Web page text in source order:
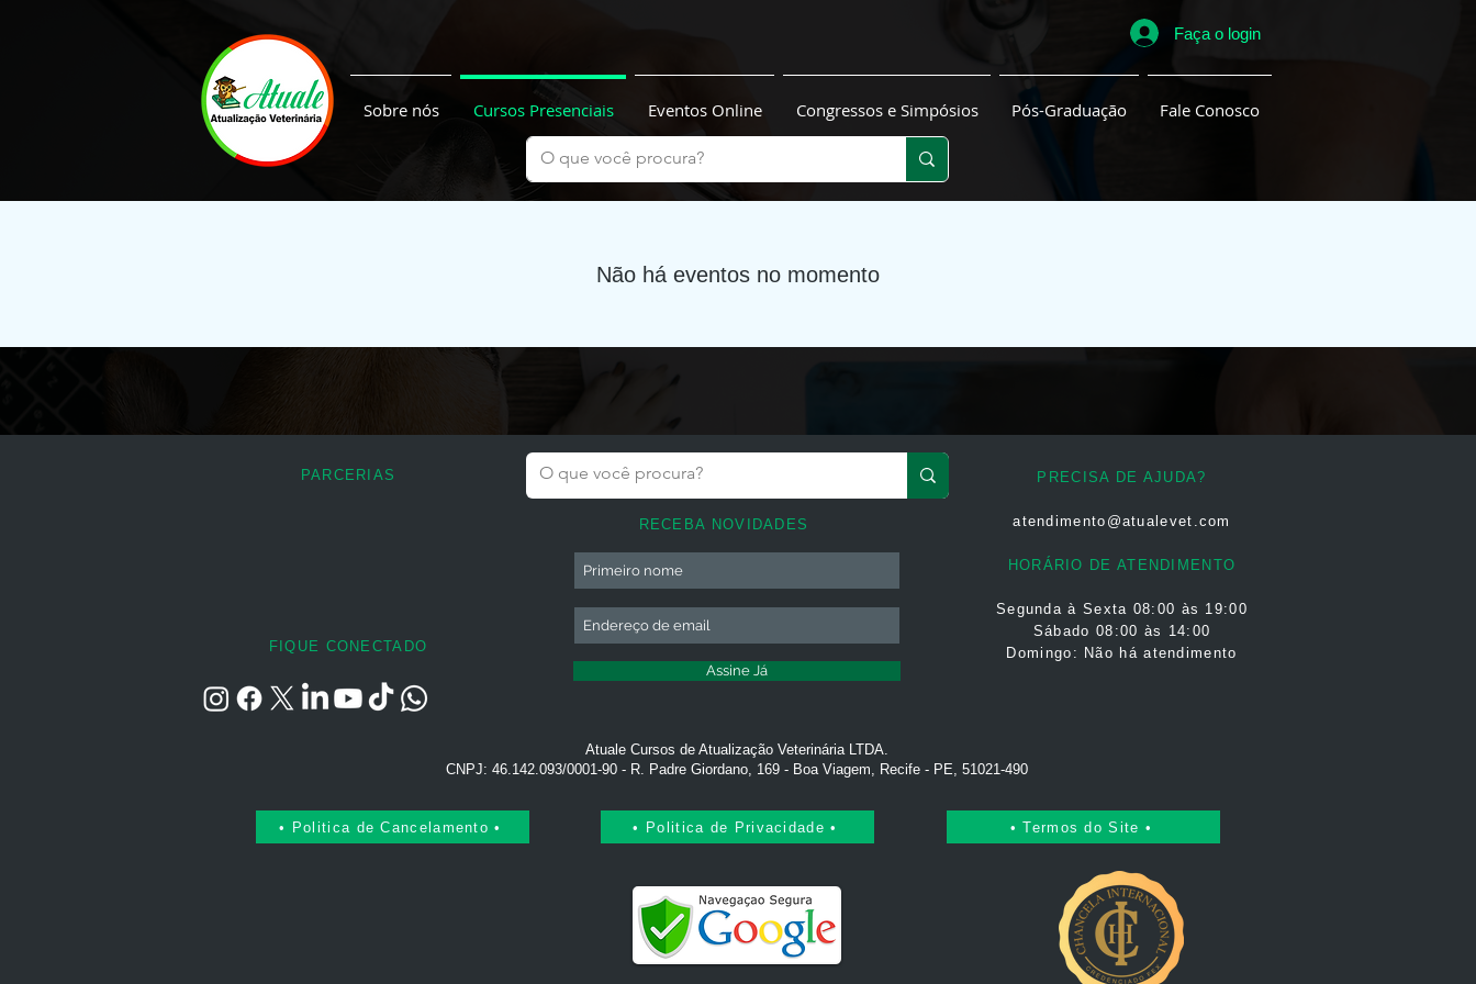
Faça o login
Sobre nós Cursos Presenciais Eventos Online Congressos e Simpósios Pós-Graduação Fale Conosco
Não há eventos no momento
PARCERIAS
FIQUE CONECTADO
RECEBA NOVIDADES
Assine Já
PRECISA DE AJUDA?
atendimento@atualevet.com
HORÁRIO DE ATENDIMENTO
Segunda à Sexta 08:00 às 19:00
Sábado 08:00 às 14:00
Domingo: Não há atendimento
Atuale Cursos de Atualização Veterinária LTDA.
CNPJ: 46.142.093/0001-90 - R. Padre Giordano, 169 - Boa Viagem, Recife - PE, 51021-490
• Politica de Cancelamento • • Politica de Privacidade • • Termos do Site •